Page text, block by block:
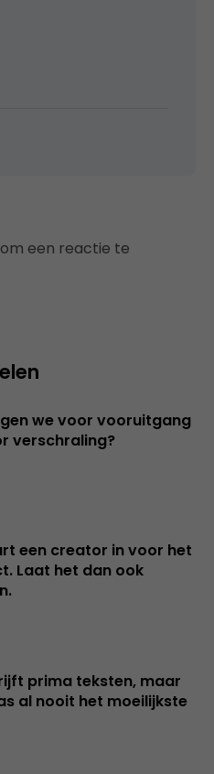
om een reactie te
we voor vooruitgang
verschraling?
een creator in voor het
Laat het dan ook
prima teksten, maar
al nooit het moeilijkste